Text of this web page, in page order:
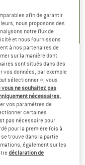
5,0(9)
Chipper
afin de garantir
nous proposons des
notre flux de
et nous fournissons
à nos partenaires de
sur la manière dont
sont situés dans des
données, par exemple
sélectionner », vous
vous ne souhaitez pas
nécessaires,
vos paramètres de
certaines
pas nécessaire pour
pour la première fois à
trouve dans la partie
également sur les
déclaration de